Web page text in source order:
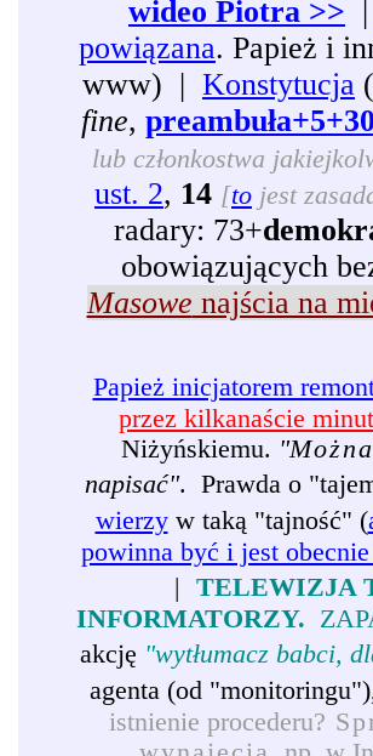
wideo Piotra >>
powiązana. Papież i
www) | Konstytucja
fine, preambuła+5+30
lub członkostwa
ust. 2, 14 [to jest
radary: 73+
obowiązujących
Masowe najścia na
Papież inicjatorem
przez kilkanaście minut
Niżyńskiemu. "Można
napisać". Prawda o
wierzyw taką "tajność" (
powinna być i jest
|
TELEWIZJA
INFORMATORZY.
akcję "wytłumacz babci,
agenta (od
istnienie procederu?